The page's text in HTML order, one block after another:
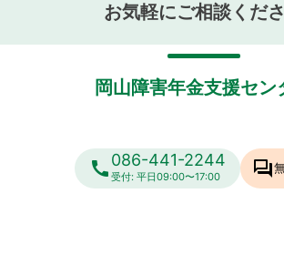
お気軽にご相談くだ
岡山障害年金支援セン
call086-441-2244
受付: 平日09:00〜17:00 forum